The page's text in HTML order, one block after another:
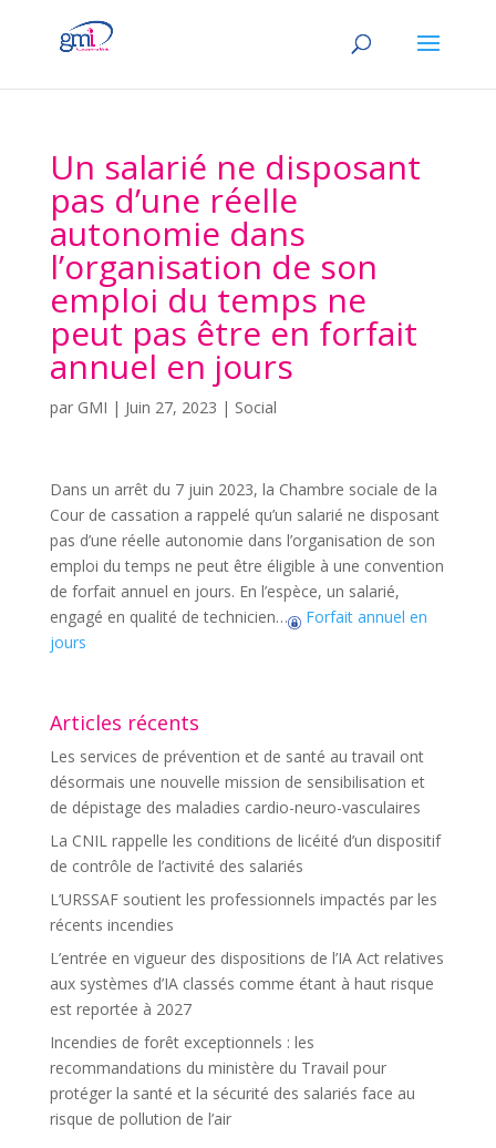
Un salarié ne disposant
pas d’une réelle
autonomie dans
l’organisation de son
emploi du temps ne
peut pas être en forfait
annuel en jours
par GMI | Juin 27, 2023 | Social
Dans un arrêt du 7 juin 2023, la Chambre sociale de la
Cour de cassation a rappelé qu’un salarié ne disposant
pas d’une réelle autonomie dans l’organisation de son
emploi du temps ne peut être éligible à une convention
de forfait annuel en jours. En l’espèce, un salarié,
engagé en qualité de technicien…
Forfait annuel en
jours
Articles récents
Les services de prévention et de santé au travail ont
désormais une nouvelle mission de sensibilisation et
de dépistage des maladies cardio-neuro-vasculaires
La CNIL rappelle les conditions de licéité d’un dispositif
de contrôle de l’activité des salariés
L’URSSAF soutient les professionnels impactés par les
récents incendies
L’entrée en vigueur des dispositions de l’IA Act relatives
aux systèmes d’IA classés comme étant à haut risque
est reportée à 2027
Incendies de forêt exceptionnels : les
recommandations du ministère du Travail pour
protéger la santé et la sécurité des salariés face au
risque de pollution de l’air